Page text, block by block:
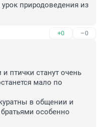
природоведения из
+0 –0
птички станут очень
мало по
в общении и
особенно